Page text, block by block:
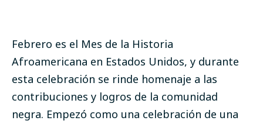
Febrero es el Mes de la Historia
Afroamericana en Estados Unidos, y durante
esta celebración se rinde homenaje a las
contribuciones y logros de la comunidad
negra. Empezó como una celebración de una